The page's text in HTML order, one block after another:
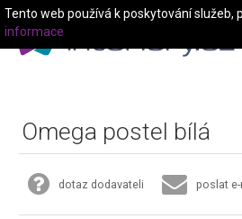
Omega postel bílá
dotaz dodavateli poslat
Tento web používá k poskytování
informace